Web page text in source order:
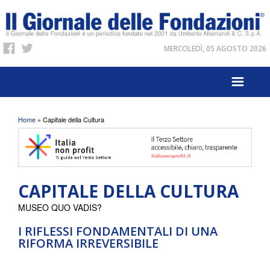
MERCOLEDÌ, 05 AGOSTO 2026
Tu sei qui
Home » Capitale della Cultura
CAPITALE DELLA CULTURA
I RIFLESSI FONDAMENTALI DI UNA
RIFORMA IRREVERSIBILE
MUSEO QUO VADIS?